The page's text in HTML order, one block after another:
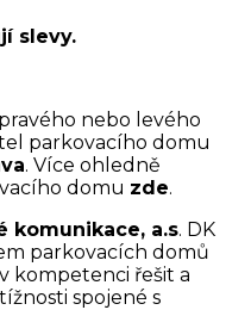
slevy.
nebo levého
parkovacího domu
. Více ohledně
domu zde.
komunikace, a.s. DK
parkovacích domů
kompetenci řešit a
spojené s